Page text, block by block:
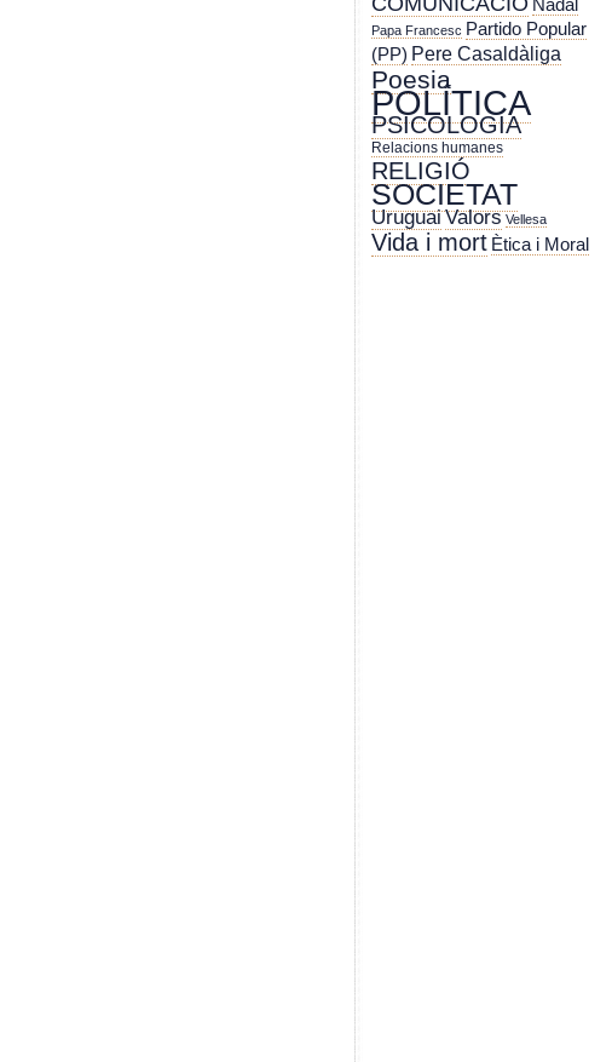
Nadal
Papa Francesc Partido Popular
(PP) Pere Casaldàliga
Poesia
POLÍTICA
PSICOLOGIA
Relacions humanes
RELIGIÓ
SOCIETAT
Uruguai Valors Vellesa
Vida i mort Ètica i Moral